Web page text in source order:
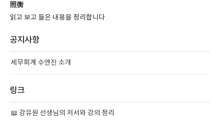
照衡
읽고 보고 들은 내용을 정리합니다
공지사항
세무회계 수앤진 소개
링크
📖 강유원 선생님의 저서와 강의 정리